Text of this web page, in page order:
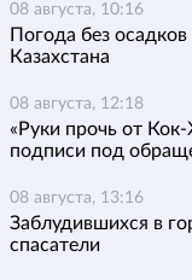
08 августа, 10:16
Погода без
Казахстана
08 августа, 12:18
«Руки прочь от
подписи под
08 августа, 13:16
Заблудившихся в
спасатели